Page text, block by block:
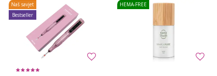
Naš savjet
Bestseller
HEMA-FREE